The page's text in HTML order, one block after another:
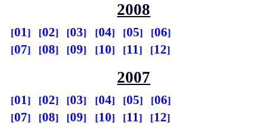
2008
01 02 03 04 05
06
07
08 09 10 11 12
2007
01 02 03 04 05
06
07
08 09 10 11 12